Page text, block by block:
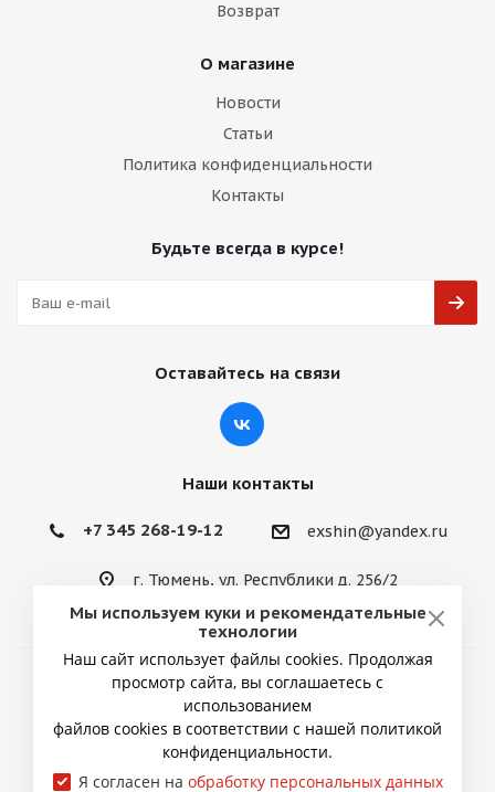
Возврат
О магазине
Новости
Статьи
Политика конфиденциальности
Контакты
Будьте всегда в курсе!
Оставайтесь на связи
Наши контакты
+7 345 268-19-12 exshin@yandex.ru
г. Тюмень, ул. Республики д. 256/2
2026 © ИП Снытко Юрий Викторович
Мы используем куки и рекомендательные
технологии
Наш сайт использует файлы cookies. Продолжая
просмотр сайта, вы соглашаетесь с
использованием
файлов cookies в соответствии с нашей политикой
конфиденциальности.
Я согласен на обработку персональных данных